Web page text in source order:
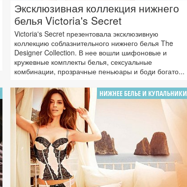
Эксклюзивная коллекция нижнего
белья Victoria's Secret
Victoria's Secret презентовала эксклюзивную
коллекцию соблазнительного нижнего белья The
Designer Collection. В нее вошли шифоновые и
кружевные комплекты белья, сексуальные
комбинации, прозрачные пеньюары и боди богато...
НИЖНЕЕ БЕЛЬЕ И КУПАЛЬНИКИ